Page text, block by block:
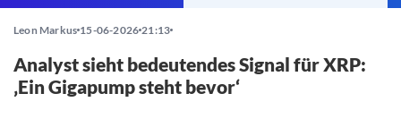
Leon Markus 15-06-2026 21:13
Analyst sieht bedeutendes Signal für XRP:
‚Ein Gigapump steht bevor‘